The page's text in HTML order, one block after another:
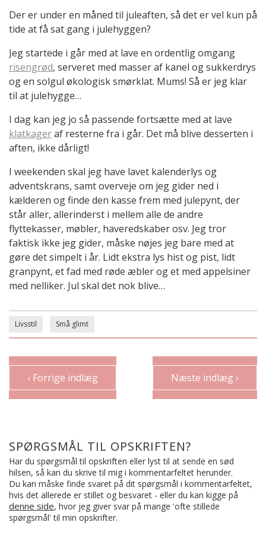
Der er under en måned til juleaften, så det er vel kun på
tide at få sat gang i julehyggen?
Jeg startede i går med at lave en ordentlig omgang
risengrød, serveret med masser af kanel og sukkerdrys
og en solgul økologisk smørklat. Mums! Så er jeg klar
til at julehygge…
I dag kan jeg jo så passende fortsætte med at lave
klatkageraf resterne fra i går. Det må blive desserten i
aften, ikke dårligt!
I weekenden skal jeg have lavet kalenderlys og
adventskrans, samt overveje om jeg gider ned i
kælderen og finde den kasse frem med julepynt, der
står aller, allerinderst i mellem alle de andre
flyttekasser, møbler, haveredskaber osv. Jeg tror
faktisk ikke jeg gider, måske nøjes jeg bare med at
gøre det simpelt i år. Lidt ekstra lys hist og pist, lidt
granpynt, et fad med røde æbler og et med appelsiner
med nelliker. Jul skal det nok blive…
Livsstil Små glimt
‹ Forrige indlæg Næste indlæg ›
SPØRGSMÅL TIL OPSKRIFTEN?
Har du spørgsmål til opskriften eller lyst til at sende en sød
hilsen, så kan du skrive til mig i kommentarfeltet herunder.
Du kan måske finde svaret på dit spørgsmål i kommentarfeltet,
hvis det allerede er stillet og besvaret - eller du kan kigge på
denne side, hvor jeg giver svar på mange 'ofte stillede
spørgsmål' til min opskrifter.